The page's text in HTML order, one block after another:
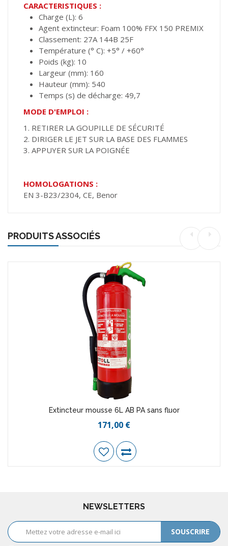
CARACTERISTIQUES :
Charge (L): 6
Agent extincteur: Foam 100% FFX 150 PREMIX
Classement: 27A 144B 25F
Température (° C): +5° / +60°
Poids (kg): 10
Largeur (mm): 160
Hauteur (mm): 540
Temps (s) de décharge: 49,7
MODE D'EMPLOI :
1. RETIRER LA GOUPILLE DE SÉCURITÉ
2. DIRIGER LE JET SUR LA BASE DES FLAMMES
3. APPUYER SUR LA POIGNÉE
HOMOLOGATIONS :
EN 3-B23/2304, CE, Benor
PRODUITS ASSOCIÉS
Extincteur mousse 6L AB PA sans fluor
171,00 €
NEWSLETTERS
SOUSCRIRE